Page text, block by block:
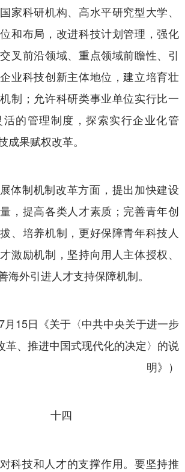
家科研机构、高水平研究型大学、
和布局，改进科技计划管理，强化
叉前沿领域、重点领域前瞻性、引
业科技创新主体地位，建立培育壮
制；允许科研类事业单位实行比一
的管理制度，探索实行企业化管
成果赋权改革。
体制机制改革方面，提出加快建设
，提高各类人才素质；完善青年创
、培养机制，更好保障青年科技人
激励机制，坚持向用人主体授权、
海外引进人才支持保障机制。
7月15日《关于〈中共中央关于进一步
革、推进中国式现代化的决定〉的说
明》）
十四
科技和人才的支撑作用。要坚持推